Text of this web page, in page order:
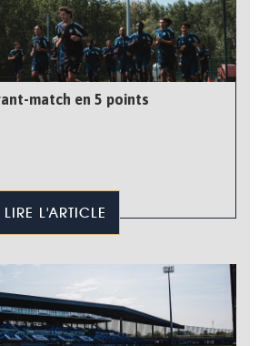
match en 5 points
LIRE L'ARTICLE